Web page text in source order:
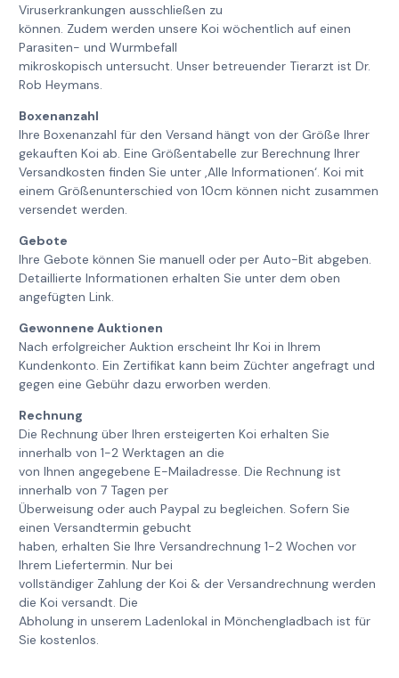
Viruserkrankungen ausschließen zu
können. Zudem werden unsere Koi wöchentlich auf einen
Parasiten- und Wurmbefall
mikroskopisch untersucht. Unser betreuender Tierarzt ist Dr.
Rob Heymans.
Boxenanzahl
Ihre Boxenanzahl für den Versand hängt von der Größe Ihrer
gekauften Koi ab. Eine Größentabelle zur Berechnung Ihrer
Versandkosten finden Sie unter ‚Alle Informationen‘. Koi mit
einem Größenunterschied von 10cm können nicht zusammen
versendet werden.
Gebote
Ihre Gebote können Sie manuell oder per Auto-Bit abgeben.
Detaillierte Informationen erhalten Sie unter dem oben
angefügten Link.
Gewonnene Auktionen
Nach erfolgreicher Auktion erscheint Ihr Koi in Ihrem
Kundenkonto. Ein Zertifikat kann beim Züchter angefragt und
gegen eine Gebühr dazu erworben werden.
Rechnung
Die Rechnung über Ihren ersteigerten Koi erhalten Sie
innerhalb von 1-2 Werktagen an die
von Ihnen angegebene E-Mailadresse. Die Rechnung ist
innerhalb von 7 Tagen per
Überweisung oder auch Paypal zu begleichen. Sofern Sie
einen Versandtermin gebucht
haben, erhalten Sie Ihre Versandrechnung 1-2 Wochen vor
Ihrem Liefertermin. Nur bei
vollständiger Zahlung der Koi & der Versandrechnung werden
die Koi versandt. Die
Abholung in unserem Ladenlokal in Mönchengladbach ist für
Sie kostenlos.